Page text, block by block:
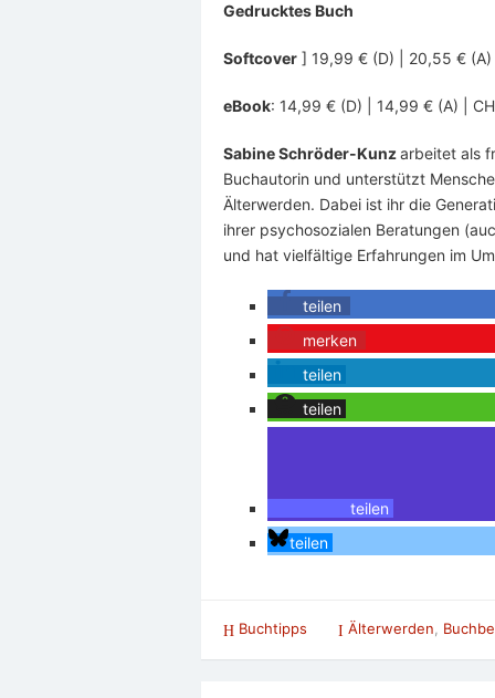
Gedrucktes Buch
Softcover ] 19,99 € (D) | 20,55 € (A)
eBook: 14,99 € (D) | 14,99 € (A) |
Sabine Schröder-Kunzarbeitet als
Buchautorin und unterstützt
Älterwerden. Dabei ist ihr die
ihrer psychosozialen Beratungen
und hat vielfältige Erfahrungen im
teilen
merken
teilen
teilen
teilen
teilen
Buchtipps Älterwerden